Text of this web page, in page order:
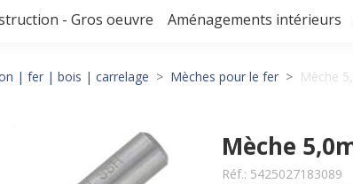
- Gros oeuvre Aménagements intérieurs
| fer | bois | carrelage Mèches pour le fer Mèche
Mèche
Réf.: 5425027183089